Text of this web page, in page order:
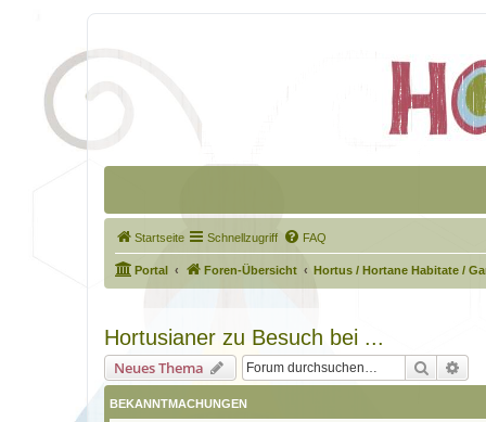
Startseite Schnellzugriff FAQ
Portal Foren-Übersicht Hortus / Hortane Habitate /
Hortusianer zu Besuch bei ...
Neues Thema Suche
BEKANNTMACHUNGEN